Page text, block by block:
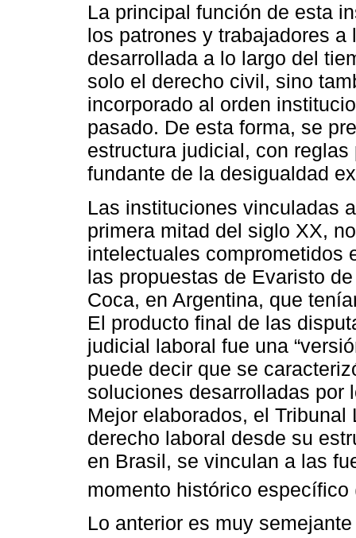
La principal función de esta
los patrones y trabajadores
desarrollada a lo largo del
solo el derecho civil, sino
incorporado al orden
pasado. De esta forma, se
estructura judicial, con
fundante de la desigualdad
Las instituciones vinculadas
primera mitad del siglo XX,
intelectuales comprometidos
las propuestas de Evaristo
Coca, en Argentina, que
El producto final de las
judicial laboral fue una
puede decir que se
soluciones desarrolladas por
Mejor elaborados, el
derecho laboral desde su
en Brasil, se vinculan a las
momento histórico específico
Lo anterior es muy